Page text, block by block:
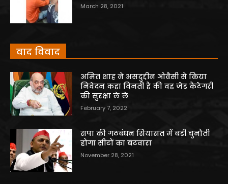
March 28, 2021
वाद विवाद
अमित शाह ने असदुद्दीन ओवैसी से किया
निवेदन कहा विनती है की वह जेड कैटेगरी
की सुरक्षा ले ले
February 7, 2022
सपा की गठबंधन सियासत में बड़ी चुनौती
होगा सीटों का बंटवारा
November 28, 2021